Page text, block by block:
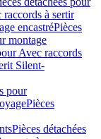
raccords à sertir
encastréPièces
montage
Avec raccords
Silent-
pour
Pièces
Pièces détachées